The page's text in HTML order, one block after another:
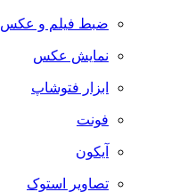
ضبط فيلم و عكس
نمایش عکس
ابزار فتوشاپ
فونت
آیکون
تصاویر استوک